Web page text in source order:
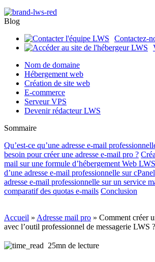
Blog
Contactez-
Nom de domaine
Hébergement web
Création de site web
E-commerce
Serveur VPS
Devenir rédacteur LWS
Sommaire
Qu’est-ce qu’une adresse e-mail
besoin pour créer une adresse e-mail pro ?
mail sur une formule d’hébergement Web
d’une adresse e-mail professionnelle sur cPanel
adresse e-mail professionnelle sur un service
comparatif des quotas e-mails Conclusion
Accueil » Adresse mail pro » Comment créer
avec l’outil professionnel de messagerie LWS ?
25mn de lecture